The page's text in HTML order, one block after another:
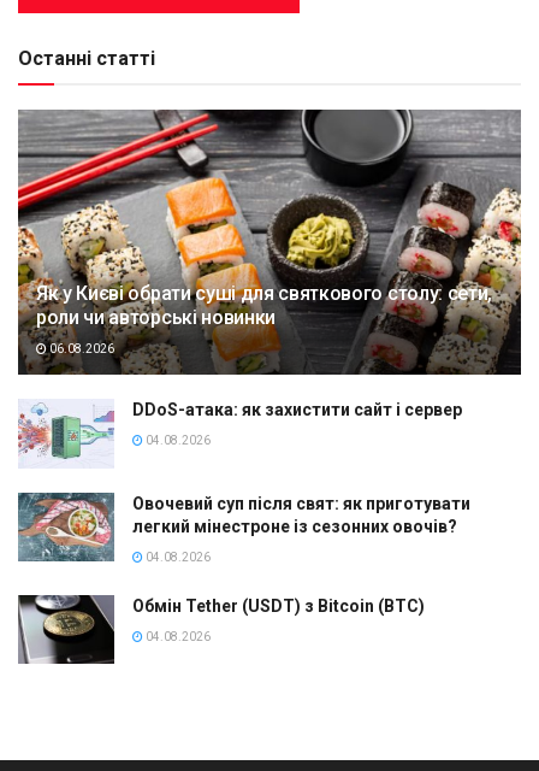
Останні статті
Як у Києві обрати суші для святкового столу: сети,
роли чи авторські новинки
06.08.2026
DDoS-атака: як захистити сайт і сервер
04.08.2026
Овочевий суп після свят: як приготувати
легкий мінестроне із сезонних овочів?
04.08.2026
Обмін Tether (USDT) з Bitcoin (BTC)
04.08.2026